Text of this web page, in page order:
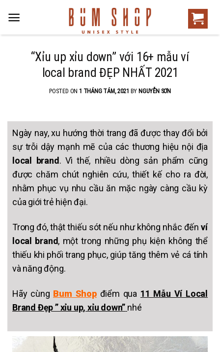
“Xỉu up xỉu down” với 16+ mẫu ví
local brand ĐẸP NHẤT 2021
POSTED ON1 THÁNG TÁM, 2021 BY NGUYỄN SƠN
Ngày nay, xu hướng thời trang đã được thay đổi bởi
sự trỗi dậy mạnh mẽ của các thương hiệu nội địa
local brand. Vì thế, nhiều dòng sản phẩm cũng
được chăm chút nghiên cứu, thiết kế cho ra đời,
nhằm phục vụ nhu cầu ăn mặc ngày càng cầu kỳ
của giới trẻ hiện đại.
Trong đó, thật thiếu sót nếu như không nhắc đếnví
local brand, một trong những phụ kiện không thể
thiếu khi phối trang phục, giúp tăng thêm vẻ cá tính
và năng động.
Hãy cùng Bum Shopđiểm qua 11 Mẫu Ví Local
Brand Đẹp ” xỉu up, xỉu down” nhé